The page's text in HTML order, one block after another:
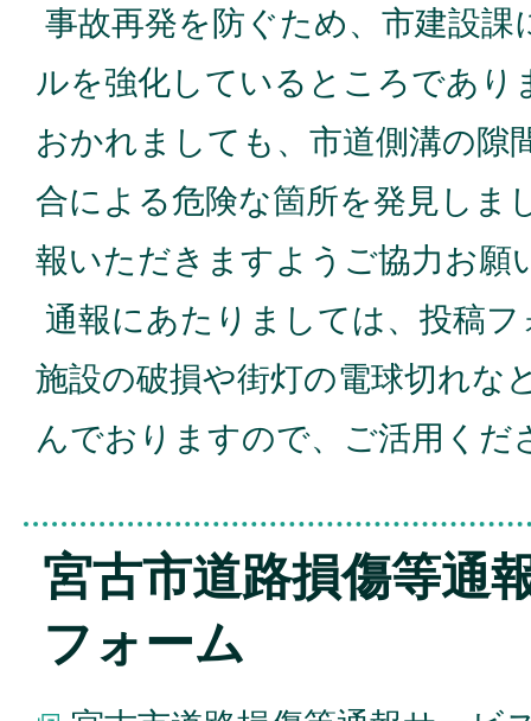
事故再発を防ぐため、市建設
ルを強化しているところであり
おかれましても、市道側溝の隙
合による危険な箇所を発見しま
報いただきますようご協力お願
通報にあたりましては、投稿
施設の破損や街灯の電球切れな
んでおりますので、ご活用くだ
宮古市道路損傷等通
フォーム